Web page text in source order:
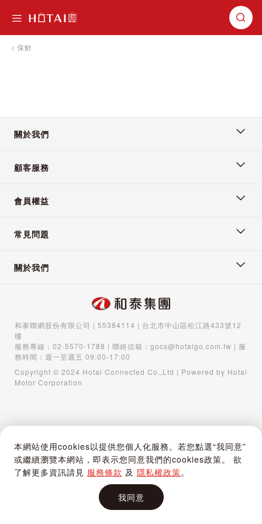
本網站使用cookies以提供您個人化服務。若您點選“我同意”
或繼續瀏覽本網站，即表示您同意我們的cookies政策。 欲
了解更多資訊請見 服務條款 及 隱私權政策。
我同意
購物車
保鮮
關於我們
顧客服務
會員權益
常見問題
關於我們
和泰聯網股份有限公司 | 55384114 | 台北市中山區松江路433號12
樓
服務專線： 02-5570-1788 | 聯絡信箱： gocs@hotaigo.com.tw | 服
務時間：週一至週五 09:00-17:00
Copyright © 2024 Hotai Connected Co.,Ltd | Powered by Hotai
Motor Corporation